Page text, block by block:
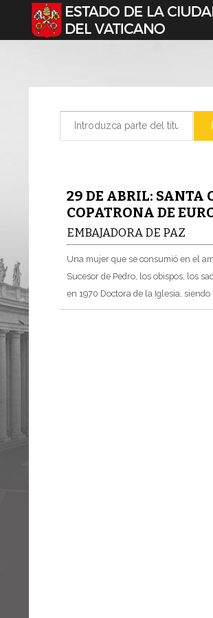
Seleccione su idioma
29 DE ABRIL: SANTA
COPATRONA DE
EMBAJADORA DE PAZ
Una mujer que se consumió en el
Sucesor de Pedro, los obispos, los
en 1970 Doctora de la Iglesia,